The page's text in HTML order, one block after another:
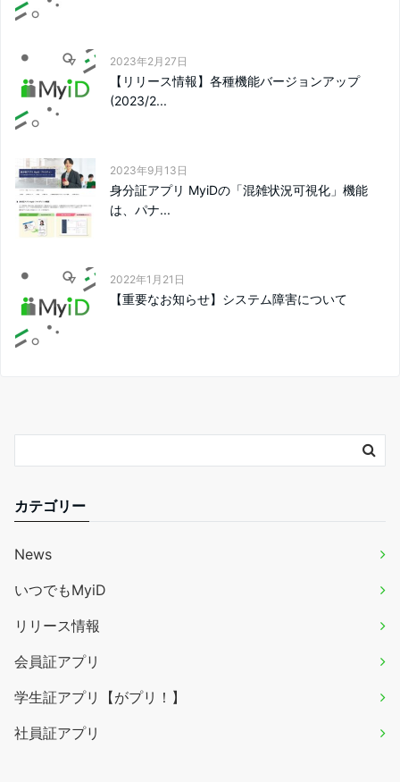
2023年2月27日
【リリース情報】各種機能バージョンアップ
(2023/2...
2023年9月13日
身分証アプリ MyiDの「混雑状況可視化」機能
は、パナ...
2022年1月21日
【重要なお知らせ】システム障害について
カテゴリー
News
いつでもMyiD
リリース情報
会員証アプリ
学生証アプリ【がプリ！】
社員証アプリ